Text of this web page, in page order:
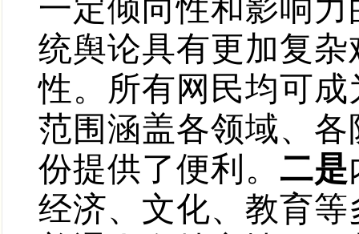
一定倾向性和影响
统舆论具有更加复
性。所有网民均可
范围涵盖各领域、
份提供了便利。 二是
经济、文化、教育